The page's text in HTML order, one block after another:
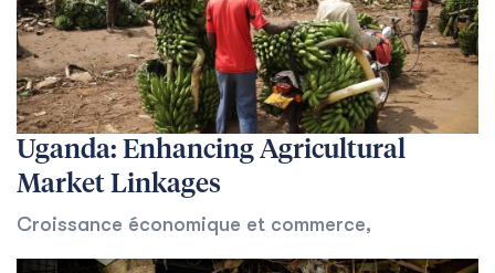
Uganda: Enhancing Agricultural
Market Linkages
Croissance économique et commerce,